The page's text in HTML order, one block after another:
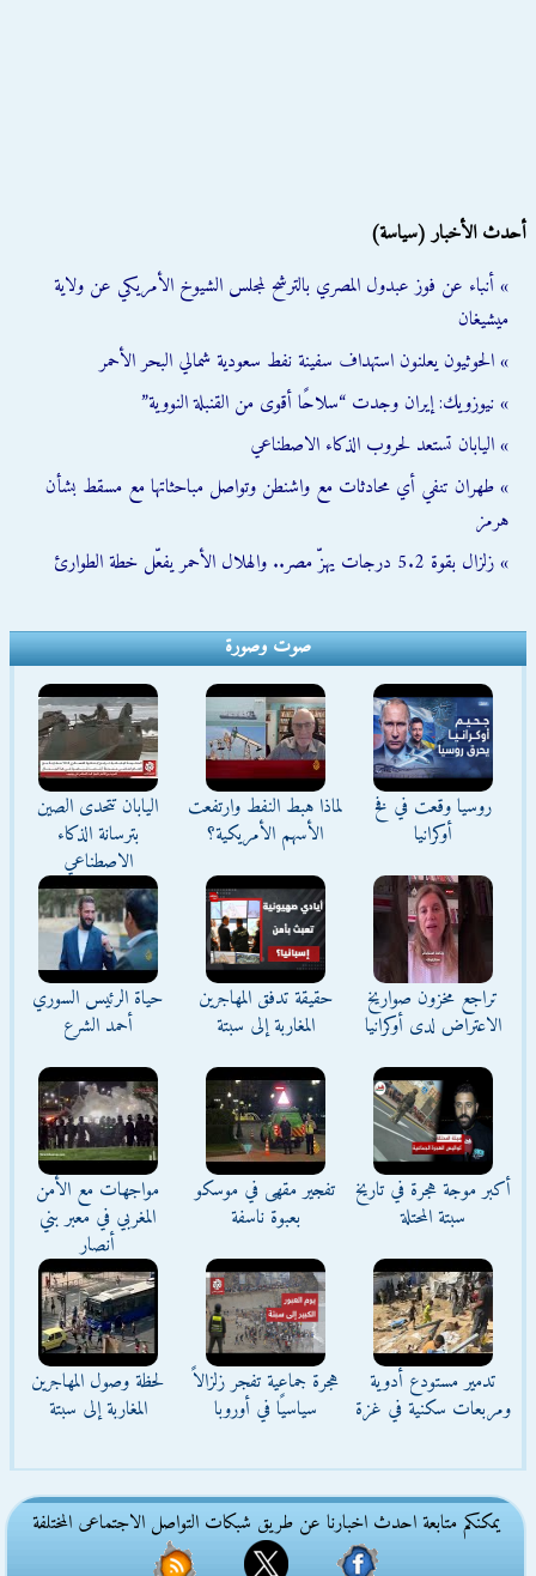
أحدث الأخبار (سياسة)
» أنباء عن فوز عبدول المصري بالترشح لمجلس الشيوخ الأمريكي عن ولاية
ميشيغان
» الحوثيون يعلنون استهداف سفينة نفط سعودية شمالي البحر الأحمر
» نيوزويك: إيران وجدت “سلاحًا أقوى من القنبلة النووية”
» اليابان تستعد لحروب الذكاء الاصطناعي
» طهران تنفي أي محادثات مع واشنطن وتواصل مباحثاتها مع مسقط بشأن
هرمز
» زلزال بقوة 5.2 درجات يهزّ مصر.. والهلال الأحمر يفعّل خطة الطوارئ
صوت وصورة
روسيا وقعت في فخ
أوكرانيا
لماذا هبط النفط وارتفعت
الأسهم الأمريكية؟
اليابان تتحدى الصين
بترسانة الذكاء
الاصطناعي
تراجع مخزون صواريخ
الاعتراض لدى أوكرانيا
حقيقة تدفق المهاجرين
المغاربة إلى سبتة
حياة الرئيس السوري
أحمد الشرع
أكبر موجة هجرة في تاريخ
سبتة المحتلة
تفجير مقهى في موسكو
بعبوة ناسفة
مواجهات مع الأمن
المغربي في معبر بني
أنصار
تدمير مستودع أدوية
ومربعات سكنية في غزة
هجرة جماعية تفجر زلزالاً
سياسيًا في أوروبا
لحظة وصول المهاجرين
المغاربة إلى سبتة
يمكنكم متابعة احدث اخبارنا عن طريق شبكات التواصل الاجتماعى المختلفة